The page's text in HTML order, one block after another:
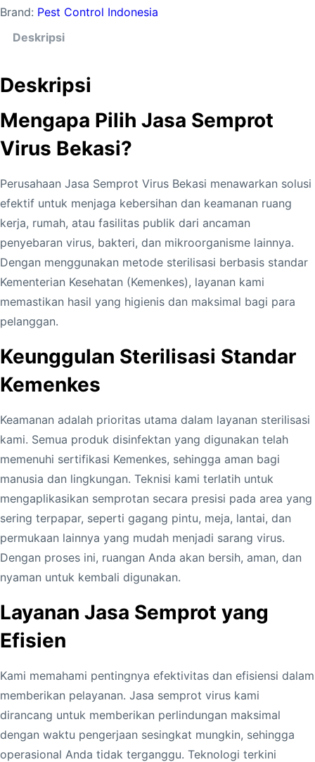
Brand: Pest Control Indonesia
Deskripsi
Deskripsi
Mengapa Pilih Jasa Semprot
Virus Bekasi?
Perusahaan Jasa Semprot Virus Bekasi menawarkan solusi
efektif untuk menjaga kebersihan dan keamanan ruang
kerja, rumah, atau fasilitas publik dari ancaman
penyebaran virus, bakteri, dan mikroorganisme lainnya.
Dengan menggunakan metode sterilisasi berbasis standar
Kementerian Kesehatan (Kemenkes), layanan kami
memastikan hasil yang higienis dan maksimal bagi para
pelanggan.
Keunggulan Sterilisasi Standar
Kemenkes
Keamanan adalah prioritas utama dalam layanan sterilisasi
kami. Semua produk disinfektan yang digunakan telah
memenuhi sertifikasi Kemenkes, sehingga aman bagi
manusia dan lingkungan. Teknisi kami terlatih untuk
mengaplikasikan semprotan secara presisi pada area yang
sering terpapar, seperti gagang pintu, meja, lantai, dan
permukaan lainnya yang mudah menjadi sarang virus.
Dengan proses ini, ruangan Anda akan bersih, aman, dan
nyaman untuk kembali digunakan.
Layanan Jasa Semprot yang
Efisien
Kami memahami pentingnya efektivitas dan efisiensi dalam
memberikan pelayanan. Jasa semprot virus kami
dirancang untuk memberikan perlindungan maksimal
dengan waktu pengerjaan sesingkat mungkin, sehingga
operasional Anda tidak terganggu. Teknologi terkini